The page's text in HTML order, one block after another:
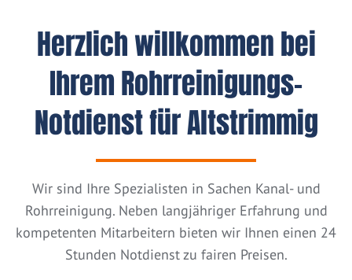
Herzlich willkommen bei
Ihrem Rohrreinigungs-
Notdienst für Altstrimmig
Wir sind Ihre Spezialisten in Sachen Kanal- und
Rohrreinigung. Neben langjähriger Erfahrung und
kompetenten Mitarbeitern bieten wir Ihnen einen 24
Stunden Notdienst zu fairen Preisen.